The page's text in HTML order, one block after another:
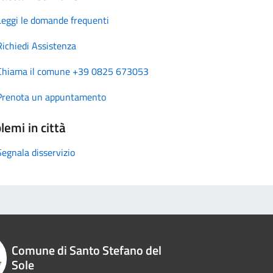
le domande frequenti
Assistenza
il comune +39 0825 673053
un appuntamento
in città
disservizio
Comune di Santo Stefano del
Sole